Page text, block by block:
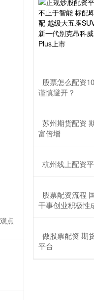
点
股票怎么配资
谨慎避开？
苏州期货配资
富倍增
杭州线上配资
股票配资流程
干事创业积极性
做股票配资 期
平台